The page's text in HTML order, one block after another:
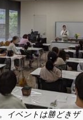
イベントは勝どき